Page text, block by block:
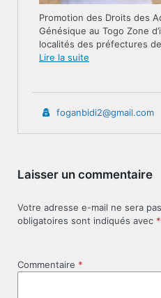
Promotion des Droits des
Génésique au Togo Zone
localités des préfectures
Lire la suite
foganbidi2@gmail.com
Laisser un commentaire
Votre adresse e-mail ne sera
obligatoires sont indiqués avec *
Commentaire *